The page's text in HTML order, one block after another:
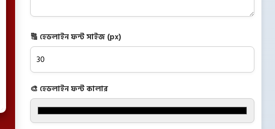
🔠 হেডলাইন ফন্ট সাইজ (px)
🎨 হেডলাইন ফন্ট কালার